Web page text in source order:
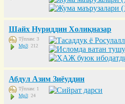
Шайх Нуриддин Холиқназар
Тўплам: 3
Mp3: 212
Абдул Азим Зиёуддин
Тўплам: 1
Mp3: 24